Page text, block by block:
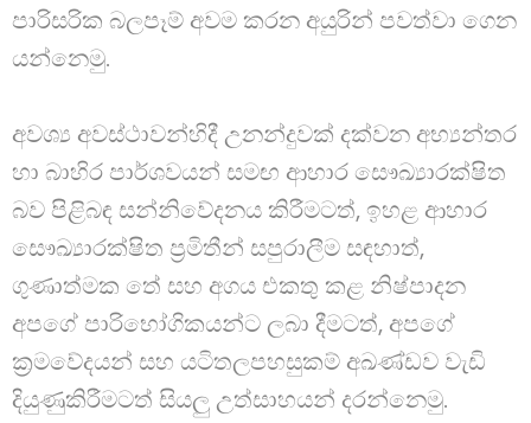
පාරිසරික බලපෑම් අවම කරන අයුරින් පවත්වා ගෙන
යන්නෙමු.
අවශ්‍ය අවස්ථාවන්හිදී උනන්දුවක් දක්වන අභ්‍යන්තර
හා බාහිර පාර්ශවයන් සමඟ ආහාර සෞඛ්‍යාරක්ෂිත
බව පිළිබඳ සන්නිවේදනය කිරීමටත්, ඉහළ ආහාර
සෞඛ්‍යාරක්ෂිත ප්‍රමිතීන් සපුරාලීම සඳහාත්,
ගුණාත්මක තේ සහ අගය එකතු කළ නිෂ්පාදන
අපගේ පාරිභෝගිකයන්ට ලබා දීමටත්, අපගේ
ක්‍රමවේදයන් සහ යටිතලපහසුකම් අඛණ්ඩව වැඩි
දියුණුකිරීමටත් සියලු උත්සාහයන් දරන්නෙමු.